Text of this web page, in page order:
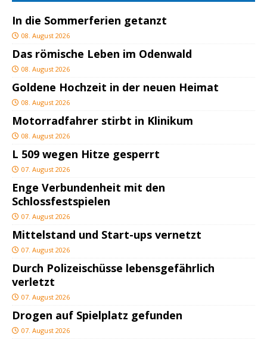
In die Sommerferien getanzt
08. August 2026
Das römische Leben im Odenwald
08. August 2026
Goldene Hochzeit in der neuen Heimat
08. August 2026
Motorradfahrer stirbt in Klinikum
08. August 2026
L 509 wegen Hitze gesperrt
07. August 2026
Enge Verbundenheit mit den
Schlossfestspielen
07. August 2026
Mittelstand und Start-ups vernetzt
07. August 2026
Durch Polizeischüsse lebensgefährlich
verletzt
07. August 2026
Drogen auf Spielplatz gefunden
07. August 2026